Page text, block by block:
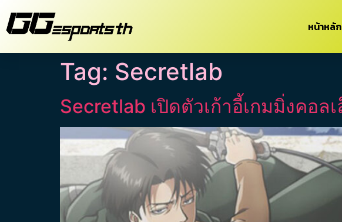
หน้าหลัก
Tag: Secretlab
Secretlab เปิดตัวเก้าอี้เกมมิ่งคอ